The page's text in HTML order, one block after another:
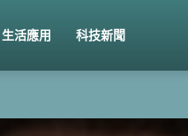
生活應用 科技新聞